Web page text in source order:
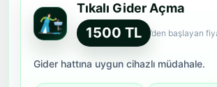
Tıkalı Gider Açma
1500 TL ’den başlayan
Gider hattına uygun cihazlı müdahale.